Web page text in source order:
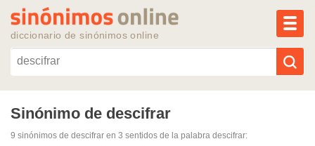
diccionario de sinónimos online
Reescribir texto con IA
Sinónimos populares
Sinónimo de descifrar
9 sinónimos de descifrar en 3 sentidos de la palabra descifrar: